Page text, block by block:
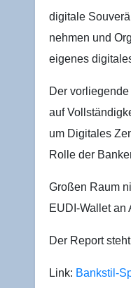
digi­ta­le
neh­men und
eige­nes
Der
auf
um Digi­ta­les
Rol­le der
Gro­ßen Raum
EUDI-Wal­let an
Der Report
Link: Bank­stil-